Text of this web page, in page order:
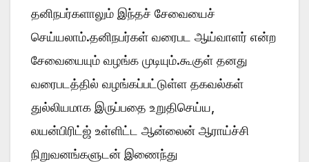
தனிநபர்களாலும் இந்தச் சேவையைச்
செய்யலாம்.தனிநபர்கள் வரைபட ஆய்வாளர் என்ற
சேவையையும் வழங்க முடியும்.கூகுள் தனது
வரைபடத்தில் வழங்கப்பட்டுள்ள தகவல்கள்
துல்லியமாக இருப்பதை உறுதிசெய்ய,
லயன்பிரிட்ஜ் உள்ளிட்ட ஆன்லைன் ஆராய்ச்சி
நிறுவனங்களுடன் இணைந்து